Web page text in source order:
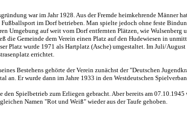
war im Jahr 1928. Aus der Fremde heimkehrende Männer
Fußballsport im Dorf betrieben. Man spielte jedoch ohne feste
Umgebung auf weit vom Dorf entfernten Plätzen, wie Wulsenberg
die Gemeinde dem Verein einen Platz auf den Hudewiesen in
Platz wurde 1971 als Hartplatz (Asche) umgestaltet. Im Juli/August
errichtet.
Bestehens gehörte der Verein zunächst der "Deutschen
an. Er wurde dann im Jahre 1933 in den Westdeutschen
den Spielbetrieb zum Erliegen gebracht. Aber bereits am 07.10.1945
Namen "Rot und Weiß" wieder aus der Taufe gehoben.